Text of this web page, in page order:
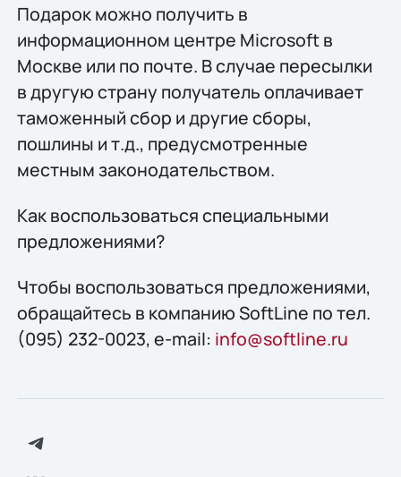
Подарок можно получить в
информационном центре Microsoft в
Москве или по почте. В случае пересылки
в другую страну получатель оплачивает
таможенный сбор и другие сборы,
пошлины и т.д., предусмотренные
местным законодательством.
Как воспользоваться специальными
предложениями?
Чтобы воспользоваться предложениями,
обращайтесь в компанию SoftLine по тел.
(095) 232-0023, e-mail: info@softline.ru